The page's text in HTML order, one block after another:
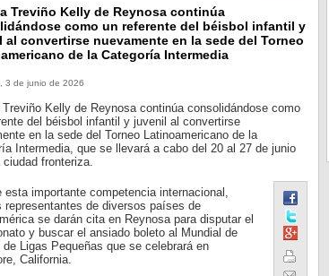
Treviño Kelly de Reynosa continúa
como un referente del béisbol infantil y
al convertirse nuevamente en la sede del Torneo
de la Categoría Intermedia
3 de junio de 2026
Treviño Kelly de Reynosa continúa consolidándose como
del béisbol infantil y juvenil al convertirse
en la sede del Torneo Latinoamericano de la
Intermedia, que se llevará a cabo del 20 al 27 de junio
ciudad fronteriza.
esta importante competencia internacional,
representantes de diversos países de
se darán cita en Reynosa para disputar el
y buscar el ansiado boleto al Mundial de
de Ligas Pequeñas que se celebrará en
California.